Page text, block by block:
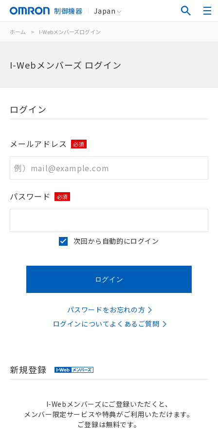
制御機器 Japan
ホーム > I-Webメンバーズログイン
I-Webメンバーズ ログイン
ログイン
メールアドレス 必須
パスワード 必須
次回から自動的にログイン
パスワードをお忘れの方
ログインについてよくあるご質問
新規登録
I-Webメンバーズにご登録いただくと、
メンバー限定サービスや特典がご利用いただけます。
ご登録は無料です。